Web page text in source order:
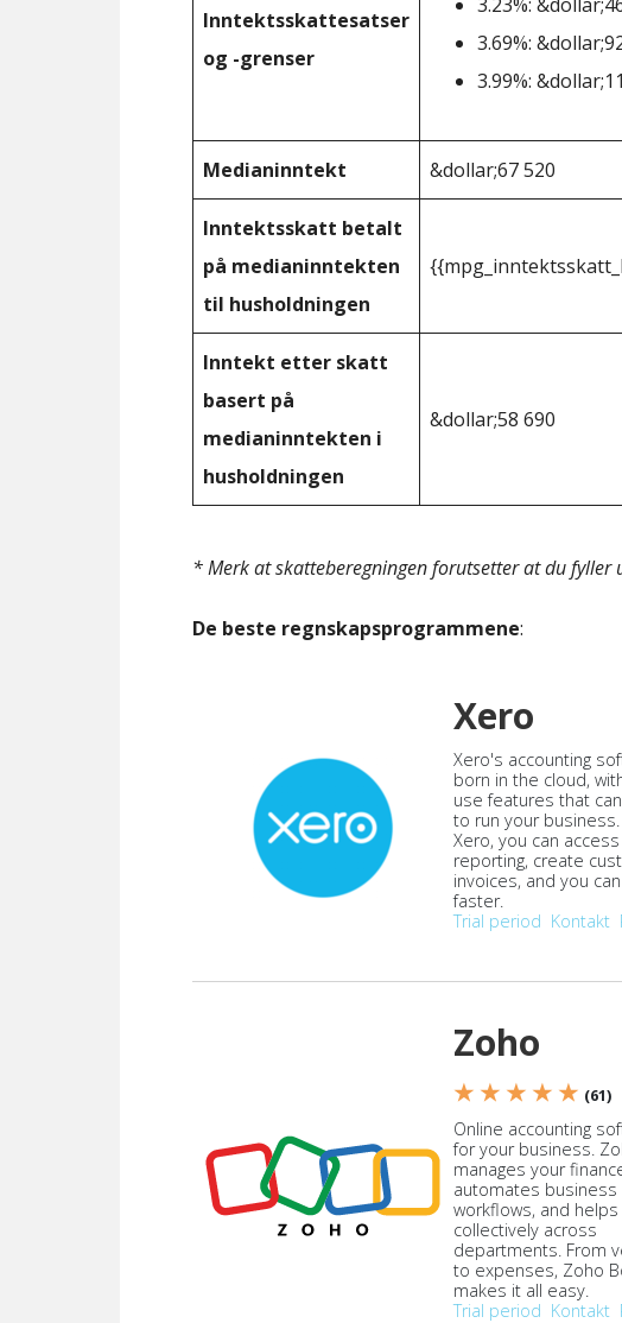
Inntektsskattesatser
og -grenser
3.69%:
3.99%:
Medianinntekt &dollar;67 520
Inntektsskatt betalt
på medianinntekten
til husholdningen
Inntekt etter skatt
basert på
medianinntekten i
husholdningen
&dollar;58 690
* Merk at skatteberegningen forutsetter at du fyller
De beste regnskapsprogrammene:
Xero
Xero's accounting
born in the cloud,
use features that
to run your business.
Xero, you can
reporting, create
invoices, and you
faster.
Trial period Kontakt
Zoho
★ ★ ★ ★ ★ (61)
Online accounting
for your business.
manages your
automates business
workflows, and
collectively across
departments. From
to expenses, Zoho
makes it all easy.
Trial period Kontakt